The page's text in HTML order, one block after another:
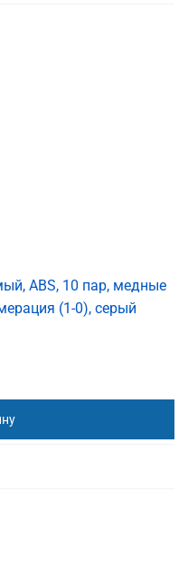
ABS, 10 пар, медные
(1-0), серый